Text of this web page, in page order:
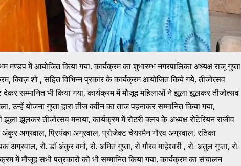
मण्डप में आयोजित किया गया, कार्यक्रम का शुभारम्भ नगरपालिका अध्यक्ष राजू गुप्ता
क्विज़ शो , सहित विभिन्न प्रकार के कार्यक्रम आयोजित किये गये, तीजोत्सव
सम्मानित भी किया गया, कार्यक्रम में मौेजूद महिलाओं ने झूला झूलकर तीजोत्सव
उन्हें योजना गुप्ता द्वारा तीज क्वीन का ताज पहनाकर सम्मानित किया गया,
झूला झूलकर तीजोत्सव मनाया, कार्यक्रम में रोटरी क्लब के अध्यक्ष रोटेरियन राजीव
अंकुर अग्रवाल, प्रियंका अग्रवाल, प्रोजेक्ट चेयरमैन गौरव अग्रवाल, रतिका
रो. डॉ अंकुर वर्मा, रो. अमित गुप्ता, रो गौरव माहेश्वरी , रो. अतुल गुप्ता, रो.
में मौजूद सभी पत्रकारों को भी सम्मानित किया गया, कार्यक्रम का संचालन